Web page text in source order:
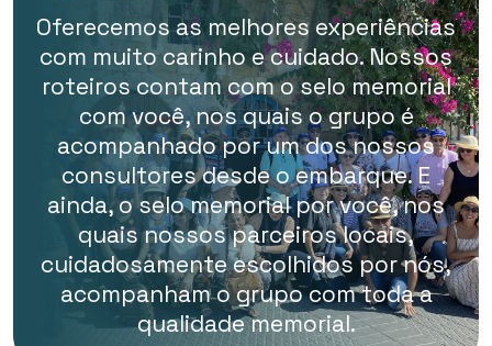
Oferecemos as melhores experiências
com muito carinho e cuidado. Nossos
roteiros contam com o selo memorial
com você, nos quais o grupo é
acompanhado por um dos nossos
consultores desde o embarque. E
ainda, o selo memorial por você, nos
quais nossos parceiros locais,
cuidadosamente escolhidos por nós,
acompanham o grupo com toda a
qualidade memorial.